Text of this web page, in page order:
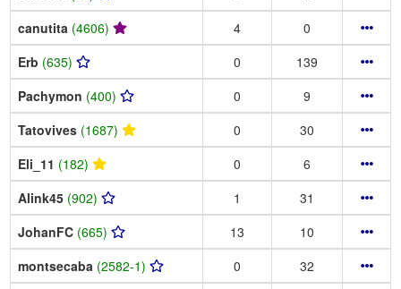
canutita (4606) 4
0
Erb (635) 0
139
Pachymon (400) 0
9
Tatovives (1687) 0
30
Eli_11 (182) 0
6
Alink45 (902) 1
31
JohanFC (665) 13
10
montsecaba (2582-1) 0
32